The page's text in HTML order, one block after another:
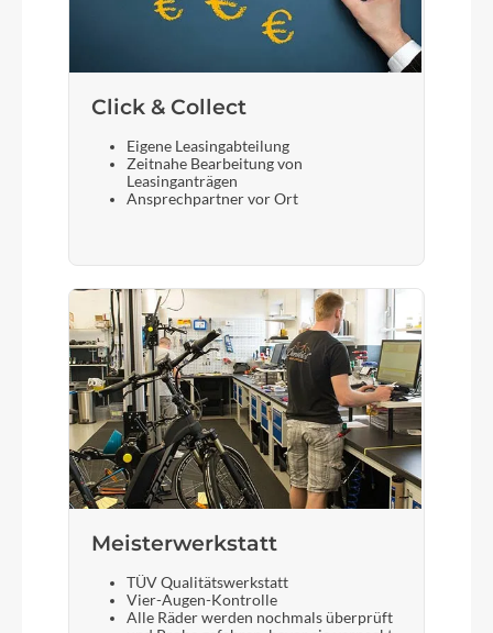
Click & Collect
Eigene Leasingabteilung
Zeitnahe Bearbeitung von
Leasinganträgen
Ansprechpartner vor Ort
Meisterwerkstatt
TÜV Qualitätswerkstatt
Vier-Augen-Kontrolle
Alle Räder werden nochmals überprüft